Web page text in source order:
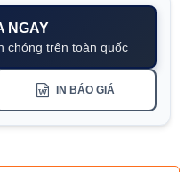
NGAY
chóng trên toàn quốc
IN BÁO GIÁ